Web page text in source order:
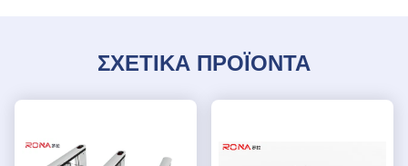
ΣΧΕΤΙΚΑ ΠΡΟΪΟΝΤΑ